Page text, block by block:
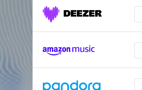
Force & respect
Divine créature
Mon ami
Le jardin
Va